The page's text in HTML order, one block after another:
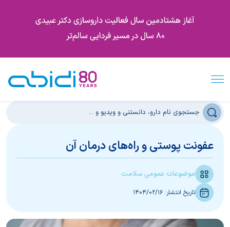
عفونت‌ پوستی و راه‌های درمان آن
موضوعات عمومی سلامت
تاریخ انتشار: